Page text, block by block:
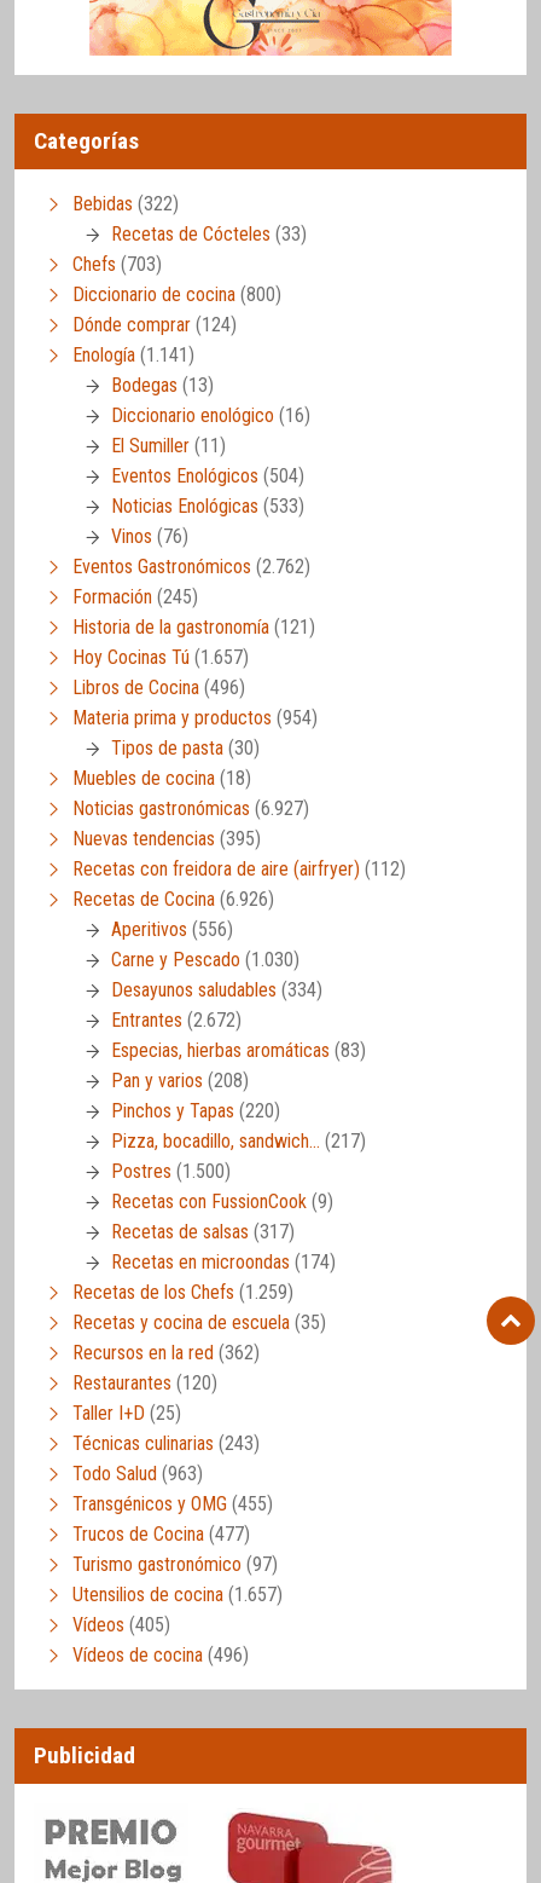
Categorías
Bebidas (322)
Recetas de Cócteles (33)
Chefs (703)
Diccionario de cocina (800)
Dónde comprar (124)
Enología (1.141)
Bodegas (13)
Diccionario enológico (16)
El Sumiller (11)
Eventos Enológicos (504)
Noticias Enológicas (533)
Vinos (76)
Eventos Gastronómicos (2.762)
Formación (245)
Historia de la gastronomía (121)
Hoy Cocinas Tú (1.657)
Libros de Cocina (496)
Materia prima y productos (954)
Tipos de pasta (30)
Muebles de cocina (18)
Noticias gastronómicas (6.927)
Nuevas tendencias (395)
Recetas con freidora de aire (airfryer) (112)
Recetas de Cocina (6.926)
Aperitivos (556)
Carne y Pescado (1.030)
Desayunos saludables (334)
Entrantes (2.672)
Especias, hierbas aromáticas (83)
Pan y varios (208)
Pinchos y Tapas (220)
Pizza, bocadillo, sandwich… (217)
Postres (1.500)
Recetas con FussionCook (9)
Recetas de salsas (317)
Recetas en microondas (174)
Recetas de los Chefs (1.259)
Recetas y cocina de escuela (35)
Recursos en la red (362)
Restaurantes (120)
Taller I+D (25)
Técnicas culinarias (243)
Todo Salud (963)
Transgénicos y OMG (455)
Trucos de Cocina (477)
Turismo gastronómico (97)
Utensilios de cocina (1.657)
Vídeos (405)
Vídeos de cocina (496)
Publicidad